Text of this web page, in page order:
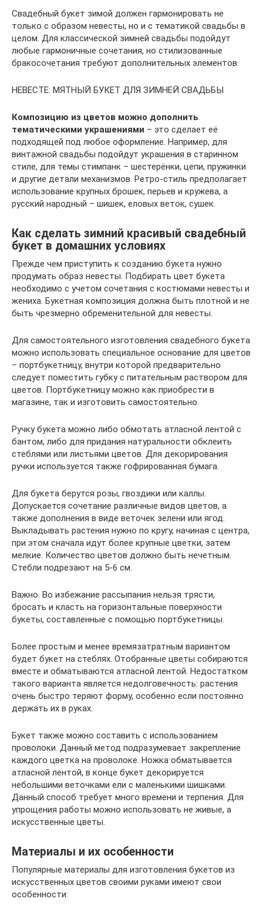
Свадебный букет зимой должен гармонировать не
только с образом невесты, но и с тематикой свадьбы в
целом. Для классической зимней свадьбы подойдут
любые гармоничные сочетания, но стилизованные
бракосочетания требуют дополнительных элементов.
НЕВЕСТЕ: МЯТНЫЙ БУКЕТ ДЛЯ ЗИМНЕЙ СВАДЬБЫ
Композицию из цветов можно дополнить
тематическими украшениями – это сделает её
подходящей под любое оформление. Например, для
винтажной свадьбы подойдут украшения в старинном
стиле, для темы стимпанк – шестерёнки, цепи, пружинки
и другие детали механизмов. Ретро-стиль предполагает
использование крупных брошек, перьев и кружева, а
русский народный – шишек, еловых веток, сушек.
Как сделать зимний красивый свадебный
букет в домашних условиях
Прежде чем приступить к созданию букета нужно
продумать образ невесты. Подбирать цвет букета
необходимо с учетом сочетания с костюмами невесты и
жениха. Букетная композиция должна быть плотной и не
быть чрезмерно обременительной для невесты.
Для самостоятельного изготовления свадебного букета
можно использовать специальное основание для цветов
– портбукетницу, внутри которой предварительно
следует поместить губку с питательным раствором для
цветов. Портбукетницу можно как приобрести в
магазине, так и изготовить самостоятельно.
Ручку букета можно либо обмотать атласной лентой с
бантом, либо для придания натуральности обклеить
стеблями или листьями цветов. Для декорирования
ручки используется также гофрированная бумага.
Для букета берутся розы, гвоздики или каллы.
Допускается сочетание различные видов цветов, а
также дополнения в виде веточек зелени или ягод.
Выкладывать растения нужно по кругу, начиная с центра,
при этом сначала идут более крупные цветки, затем
мелкие. Количество цветов должно быть нечетным.
Стебли подрезают на 5-6 см.
Важно. Во избежание рассыпания нельзя трясти,
бросать и класть на горизонтальные поверхности
букеты, составленные с помощью портбукетницы.
Более простым и менее времязатратным вариантом
будет букет на стеблях. Отобранные цветы собираются
вместе и обматываются атласной лентой. Недостатком
такого варианта является недолговечность: растения
очень быстро теряют форму, особенно если постоянно
держать их в руках.
Букет также можно составить с использованием
проволоки. Данный метод подразумевает закрепление
каждого цветка на проволоке. Ножка обматывается
атласной лентой, в конце букет декорируется
небольшими веточками ели с маленькими шишками.
Данный способ требует много времени и терпения. Для
упрощения работы можно использовать не живые, а
искусственные цветы.
Материалы и их особенности
Популярные материалы для изготовления букетов из
искусственных цветов своими руками имеют свои
особенности: